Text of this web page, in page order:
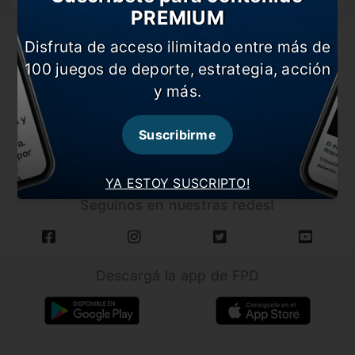
CARGAR MÁS NOTICIAS
Seguínos en nuestras redes!
YA ESTOY SUSCRIPTO!
PREMIUM
Disfruta de acceso ilimitado entre más de
100 juegos de deporte, estrategia, acción
y más.
Suscribirme